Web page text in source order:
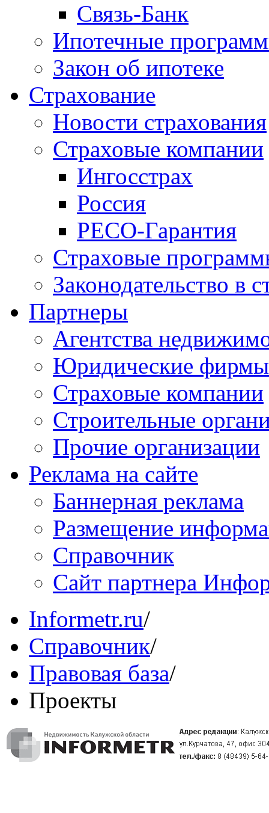
Связь-Банк
Ипотечные
Закон об ипотеке
Страхование
Новости страхования
Страховые компании
Ингосстрах
Россия
РЕСО-Гарантия
Страховые
Законодательство в
Партнеры
Агентства
Юридические фирмы
Страховые компании
Строительные
Прочие организации
Реклама на сайте
Баннерная реклама
Размещение
Справочник
Сайт партнера
Informetr.ru/
Справочник/
Правовая база/
Проекты